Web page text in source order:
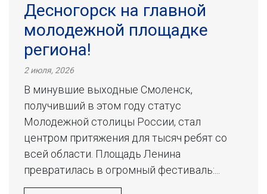
Десногорск на главной
молодежной площадке
региона!
2 июля, 2026
В минувшие выходные Смоленск,
получивший в этом году статус
Молодежной столицы России, стал
центром притяжения для тысяч ребят со
всей области. Площадь Ленина
превратилась в огромный фестиваль:...